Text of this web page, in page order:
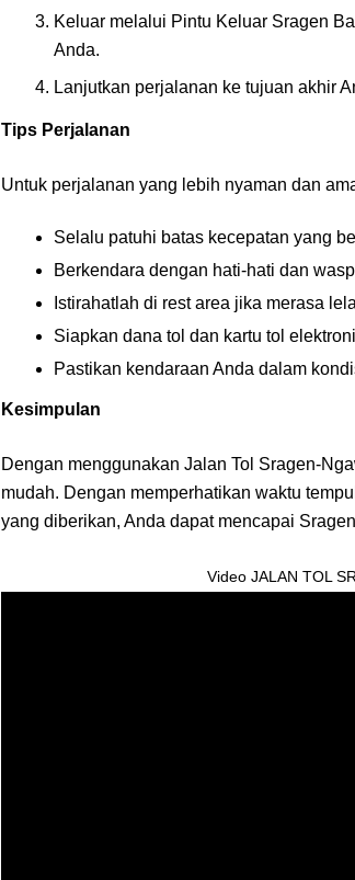
Keluar melalui Pintu Keluar Sragen
Anda.
Lanjutkan perjalanan ke tujuan akhir
Tips Perjalanan
Untuk perjalanan yang lebih nyaman dan
Selalu patuhi batas kecepatan yang
Berkendara dengan hati-hati dan
Istirahatlah di rest area jika merasa
Siapkan dana tol dan kartu tol
Pastikan kendaraan Anda dalam
Kesimpulan
Dengan menggunakan Jalan Tol Sragen-
mudah. Dengan memperhatikan waktu
yang diberikan, Anda dapat mencapai
Video JALAN TOL